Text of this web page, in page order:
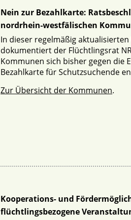
Nein zur Bezahlkarte:
nordrhein-westfälischen
In dieser regelmäßig
dokumentiert der Flüchtlingsrat
Kommunen sich bisher gegen die
Bezahlkarte für Schutzsuchende
Zur Übersicht der Kommunen.
Kooperations- und
flüchtlingsbezogene